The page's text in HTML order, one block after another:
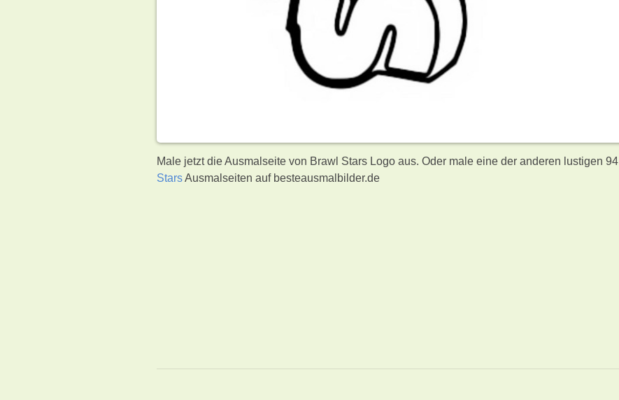
Male jetzt die Ausmalseite von Brawl Stars Logo aus. Oder male eine der anderen lustigen 94
StarsAusmalseiten auf besteausmalbilder.de